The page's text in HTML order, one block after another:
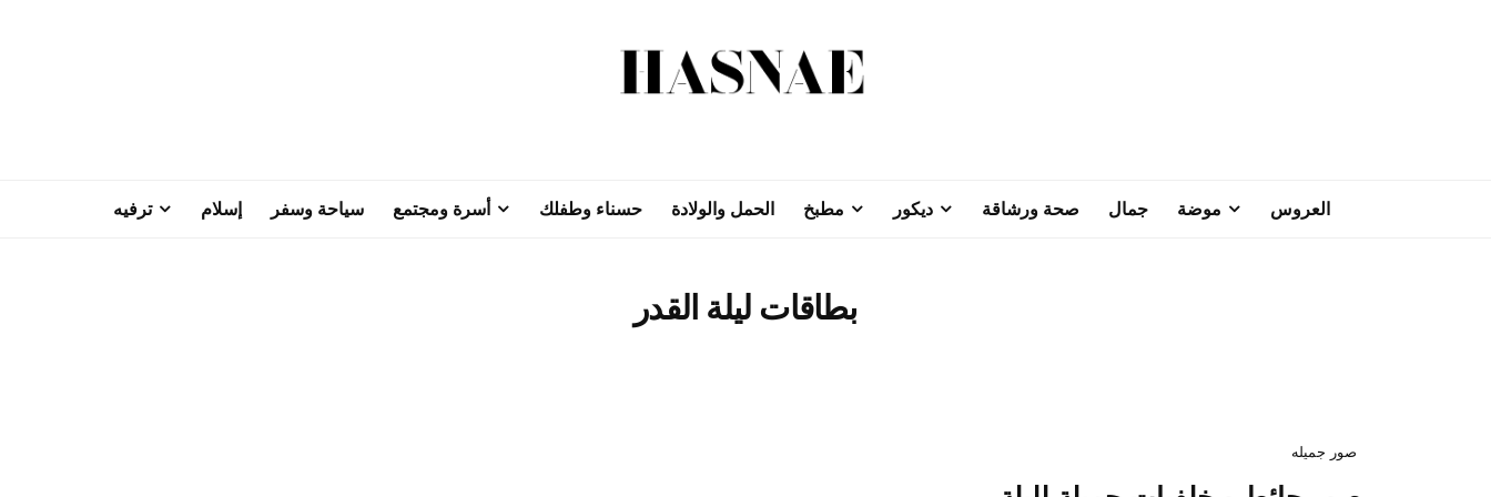
العروس موضة جمال صحة ورشاقة ديكور مطبخ الحمل والولادة حسناء وطفلك أسرة ومجتمع سياحة وسفر إسلام ترفيه
بطاقات ليلة القدر
صور جميله